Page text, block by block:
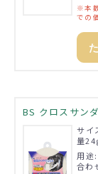
※本
での
BS クロスサン
サ
量
用途
合わ